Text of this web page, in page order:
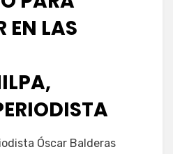
EN LAS
Óscar Balderas